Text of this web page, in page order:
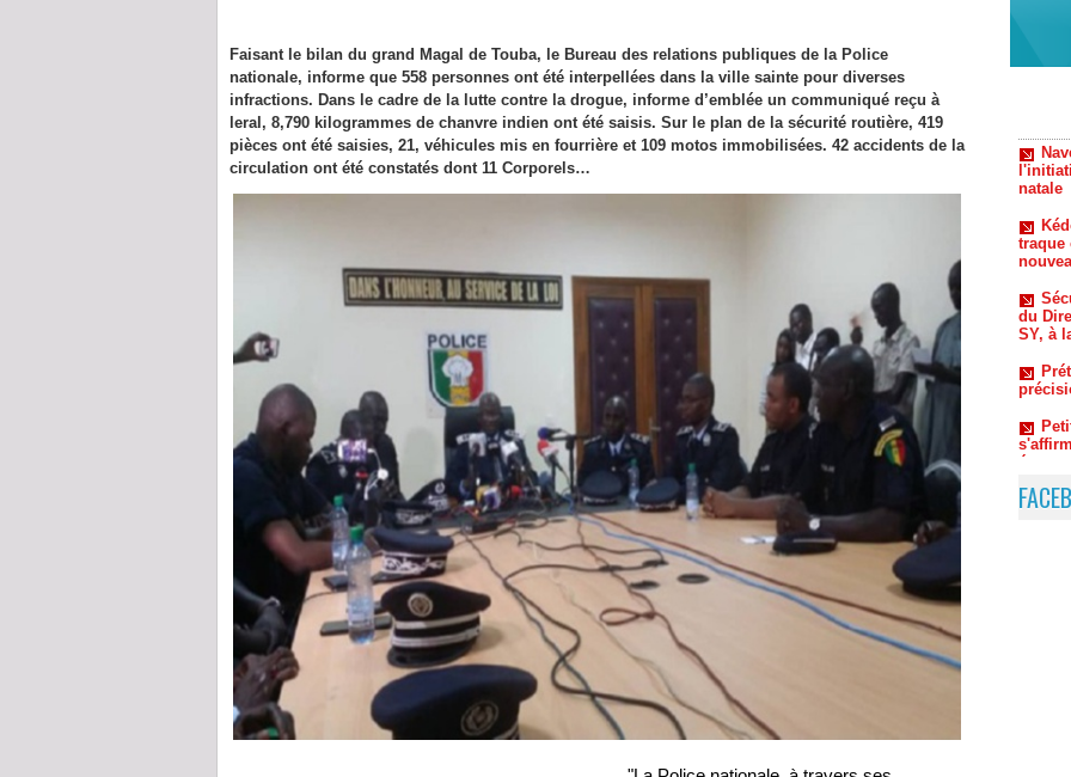
Faisant le bilan du grand Magal de Touba, le Bureau des relations publiques de la Police
nationale, informe que 558 personnes ont été interpellées dans la ville sainte pour diverses
infractions. Dans le cadre de la lutte contre la drogue, informe d’emblée un communiqué reçu à
leral, 8,790 kilogrammes de chanvre indien ont été saisis. Sur le plan de la sécurité routière, 419
pièces ont été saisies, 21, véhicules mis en fourrière et 109 motos immobilisées. 42 accidents de la
circulation ont été constatés dont 11 Corporels…
traque
du
SY, à
Du
Thiaw